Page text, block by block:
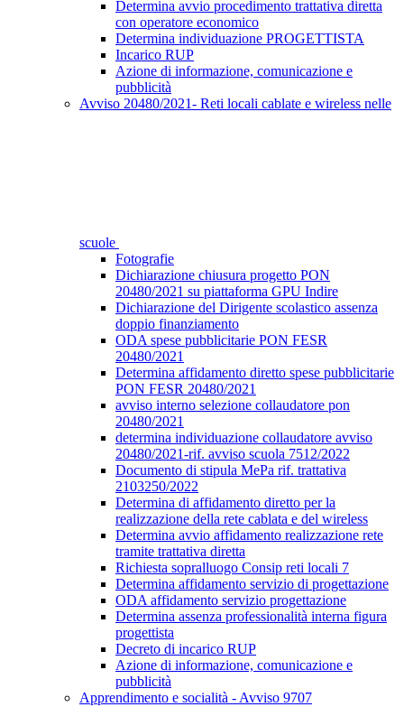
Determina avvio procedimento trattativa diretta
con operatore economico
Determina individuazione PROGETTISTA
Incarico RUP
Azione di informazione, comunicazione e
pubblicità
Avviso 20480/2021- Reti locali cablate e wireless nelle
scuole
Fotografie
Dichiarazione chiusura progetto PON
20480/2021 su piattaforma GPU Indire
Dichiarazione del Dirigente scolastico assenza
doppio finanziamento
ODA spese pubblicitarie PON FESR
20480/2021
Determina affidamento diretto spese pubblicitarie
PON FESR 20480/2021
avviso interno selezione collaudatore pon
20480/2021
determina individuazione collaudatore avviso
20480/2021-rif. avviso scuola 7512/2022
Documento di stipula MePa rif. trattativa
2103250/2022
Determina di affidamento diretto per la
realizzazione della rete cablata e del wireless
Determina avvio affidamento realizzazione rete
tramite trattativa diretta
Richiesta sopralluogo Consip reti locali 7
Determina affidamento servizio di progettazione
ODA affidamento servizio progettazione
Determina assenza professionalità interna figura
progettista
Decreto di incarico RUP
Azione di informazione, comunicazione e
pubblicità
Apprendimento e socialità - Avviso 9707